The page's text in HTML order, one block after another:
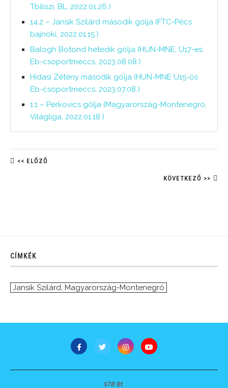
Tbiliszi, BL, 2022.01.26.)
14:2 – Jansik Szilárd második gólja (FTC-Pécs
bajnoki, 2022.01.15.)
Balogh Botond hetedik gólja (HUN-MNE, U17-es
Eb-csoportmeccs, 2023.08.08.)
Hidasi Zétény második gólja (HUN-MNE U15-ös
Eb-csoportmeccs, 2023.07.08.)
1:1 – Perkovics gólja (Magyarország-Montenegró,
Világliga, 2022.01.18.)
<< ELŐZŐ
KÖVETKEZŐ >>
CÍMKÉK
Jansik Szilárd, Magyarország-Montenegró
STB Bt.